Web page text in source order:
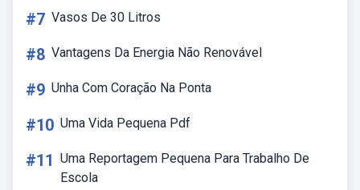
#7 Vasos De 30 Litros
#8 Vantagens Da Energia Não Renovável
#9 Unha Com Coração Na Ponta
#10 Uma Vida Pequena Pdf
#11 Uma Reportagem Pequena Para Trabalho De
Escola